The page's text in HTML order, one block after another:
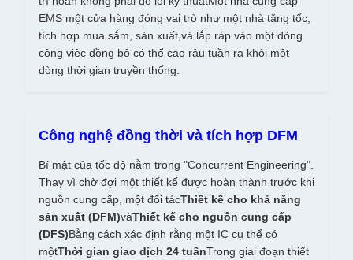
EMS một cửa hàng đóng vai trò như một nhà tăng tốc,
tích hợp mua sắm, sản xuất,và lắp ráp vào một dòng
công việc đồng bộ có thể cạo râu tuần ra khỏi một
dòng thời gian truyền thống.
Công nghệ đồng thời và tích hợp DFM
Bí mật của tốc độ nằm trong "Concurrent Engineering".
Thay vì chờ đợi một thiết kế được hoàn thành trước khi
nguồn cung cấp, một đối tácThiết kế cho khả năng
sản xuất (DFM)vàThiết kế cho nguồn cung cấp
(DFS)Bằng cách xác định rằng một IC cụ thể có
mộtThời gian giao dịch 24 tuầnTrong giai đoạn thiết